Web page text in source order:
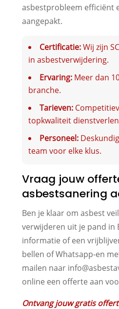
asbestprobleem efficiënt
aangepakt.
Certificatie:Wij zijn
in asbestverwijdering.
Ervaring:Meer dan
branche.
Tarieven:
topkwaliteit
Personeel:
team voor elke klus.
Vraag jouw
asbestsanering
Ben je klaar om asbest
verwijderen uit je pand in
informatie of een
bellen of Whatsapp-en
mailen naar
online een offerte aan
Ontvang jouw gratis